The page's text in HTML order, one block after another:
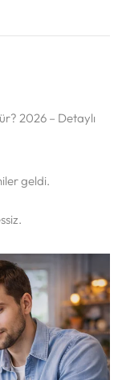
2026 – Detaylı
geldi.